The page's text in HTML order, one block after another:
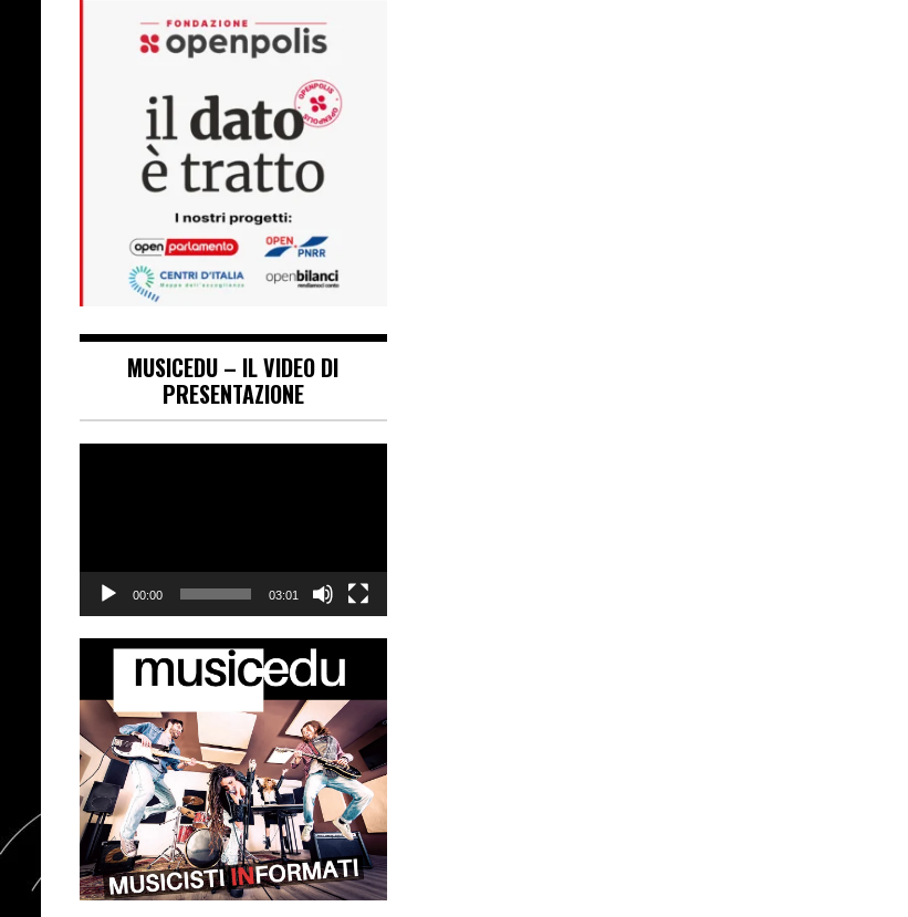
MUSICEDU – IL VIDEO DI
PRESENTAZIONE
00:00 03:01